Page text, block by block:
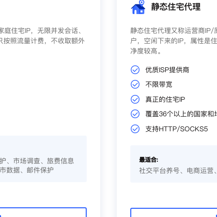
住宅IP，无限并发会话、
照流量计费，不收取额外
、市场调查、旅费信息
数据、邮件保护
静态住宅代理
静态住宅代理又称运营商IP/
户，空闲下来的IP，属性是
净度较高。
优质ISP提供商
不限带宽
真正的住宅IP
覆盖36个以上的国家和
支持HTTP/SOCKS5
最适合:
社交平台养号、电商运营